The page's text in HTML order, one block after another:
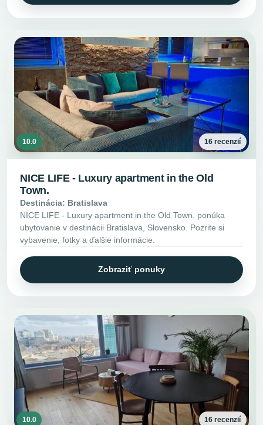
10.0 16 recenzií
NICE LIFE - Luxury apartment in the Old
Town.
Destinácia: Bratislava
NICE LIFE - Luxury apartment in the Old Town. ponúka
ubytovanie v destinácii Bratislava, Slovensko. Pozrite si
vybavenie, fotky a ďalšie informácie.
Zobraziť ponuky
10.0 16 recenzií